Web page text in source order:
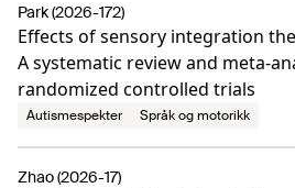
Effects of sensory integration
A systematic review and meta-
randomized controlled trials
Park (2026-172)
Autismespekter Språk og motorikk
Zhao (2026-17)